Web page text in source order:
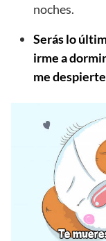
noches.
Serás lo
irme a
me